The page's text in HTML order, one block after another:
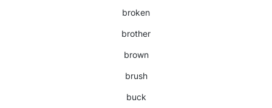
broken
brother
brown
brush
buck